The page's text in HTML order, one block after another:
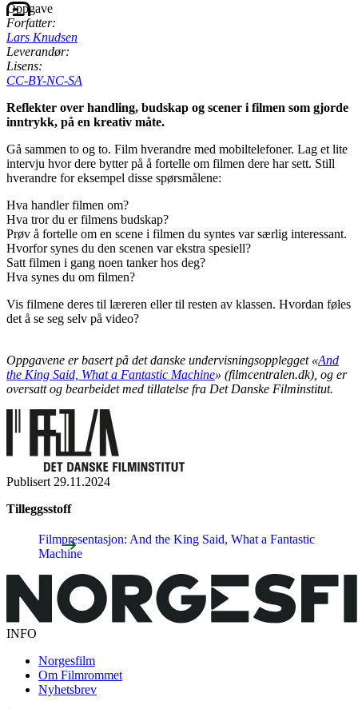
Oppgave
Forfatter:
Lars Knudsen
Leverandør:
Lisens:
CC-BY-NC-SA
Reflekter over handling, budskap og scener i filmen som gjorde
inntrykk, på en kreativ måte.
Gå sammen to og to. Film hverandre med mobiltelefoner. Lag et lite
intervju hvor dere bytter på å fortelle om filmen dere har sett. Still
hverandre for eksempel disse spørsmålene:
Hva handler filmen om?
Hva tror du er filmens budskap?
Prøv å fortelle om en scene i filmen du syntes var særlig interessant.
Hvorfor synes du den scenen var ekstra spesiell?
Satt filmen i gang noen tanker hos deg?
Hva synes du om filmen?
Vis filmene deres til læreren eller til resten av klassen. Hvordan føles
det å se seg selv på video?
Oppgavene er basert på det danske undervisningsopplegget «And
the King Said, What a Fantastic Machine» (filmcentralen.dk), og er
oversatt og bearbeidet med tillatelse fra Det Danske Filminstitut.
Publisert 29.11.2024
Tilleggsstoff
Filmpresentasjon: And the King Said, What a Fantastic
Machine
INFO
Norgesfilm
Om Filmrommet
Nyhetsbrev